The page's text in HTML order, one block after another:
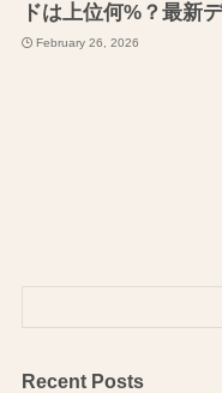
ドは上位何%？最新
February 26, 2026
Recent Posts